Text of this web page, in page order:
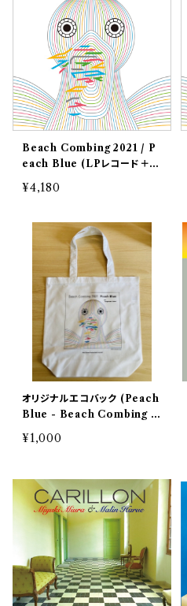
Beach Combing 2021 / P
each Blue (LPレコード＋C
¥4,180
オリジナルエコバック (Peach
Blue - Beach Combing 2
021)
¥1,000